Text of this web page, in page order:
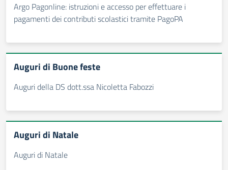
Argo Pagonline: istruzioni e accesso per effettuare i
pagamenti dei contributi scolastici tramite PagoPA
Auguri di Buone feste
Auguri della DS dott.ssa Nicoletta Fabozzi
Auguri di Natale
Auguri di Natale